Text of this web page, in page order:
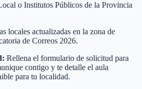
o Institutos Públicos de la Provincia
locales actualizadas en la zona de
de Correos 2026.
Rellena el formulario de solicitud para
contigo y te detalle el aula
para tu localidad.